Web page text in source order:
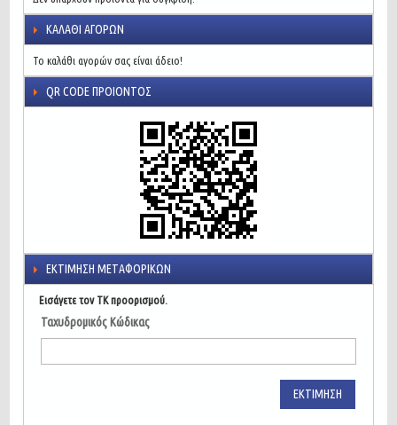
ΚΑΛΆΘΙ ΑΓΟΡΏΝ
Το καλάθι αγορών σας είναι άδειο!
QR CODE ΠΡΟΙΌΝΤΟΣ
ΕΚΤΊΜΗΣΗ ΜΕΤΑΦΟΡΙΚΏΝ
Εισάγετε τον ΤΚ προορισμού.
Ταχυδρομικός Κώδικας
ΕΚΤΊΜΗΣΗ